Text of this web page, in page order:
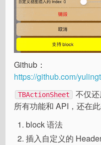
Github：
https://github.com/
TBActionSheet 不仅
所有功能和 API，还在
block 语法
插入自定义的